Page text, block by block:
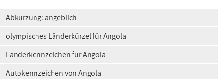
Abkürzung: angeblich
olympisches Länderkürzel für Angola
Länderkennzeichen für Angola
Autokennzeichen von Angola